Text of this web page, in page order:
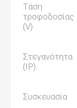
Τάση
τροφοδοσίας
(V)
Στεγανότητα
(IP)
Συσκευασία